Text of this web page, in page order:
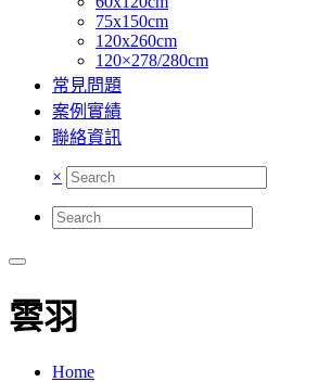
75x150cm
120x260cm
120×278/280cm
常見問題
案例實績
聯絡資訊
×
雲羽
Home